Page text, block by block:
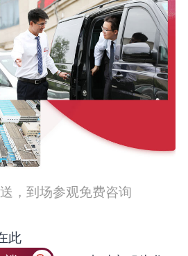
，到场参观免费咨询
此